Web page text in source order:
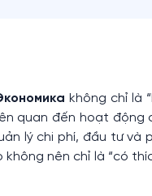
không chỉ là
quan đến hoạt
lý chi phí, đầu tư và
nên chỉ là “có